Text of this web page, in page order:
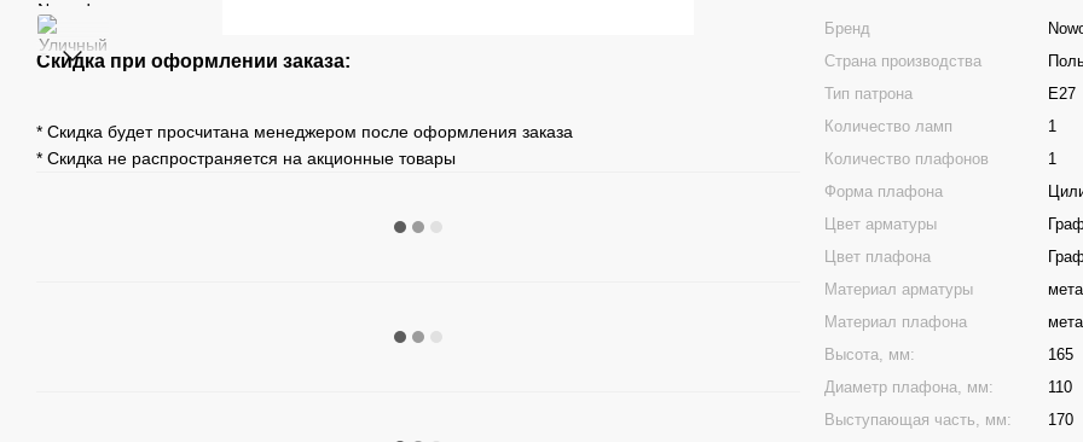
Скидка при оформлении заказа:
* Скидка будет просчитана менеджером после оформления заказа
* Скидка не распространяется на акционные товары
Бренд
Страна производства
Тип патрона
E27
Количество ламп
1
Количество плафонов
1
Форма плафона
Цвет арматуры
Цвет плафона
Материал арматуры
Материал плафона
Высота, мм:
165
Диаметр плафона, мм:
110
Выступающая часть, мм:
170